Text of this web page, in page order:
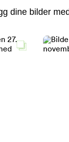
dine bilder